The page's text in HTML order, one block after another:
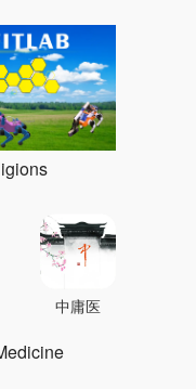
中庸医